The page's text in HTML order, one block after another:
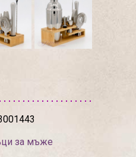
за мъже